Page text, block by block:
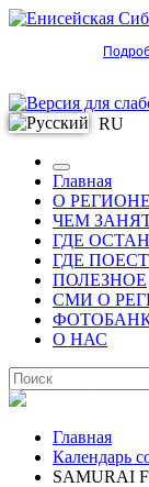
RU
Главная
О РЕГИОНЕ
ЧЕМ
ГДЕ
ГДЕ
ПОЛЕЗНОЕ
СМИ О
О НАС
Главная
Календарь
SAMURAI